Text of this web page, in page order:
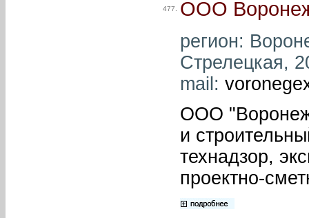
477. ООО
регион:
Стрелецкая,
mail:
ООО "Воронеж
и
технадзор,
проектно-